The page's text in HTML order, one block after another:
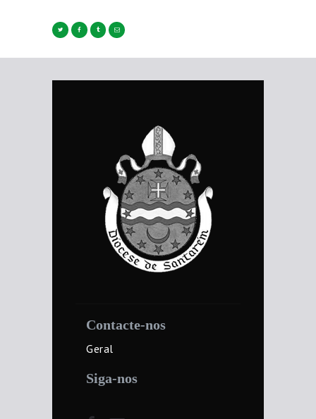
Contacte-nos
Geral
Siga-nos